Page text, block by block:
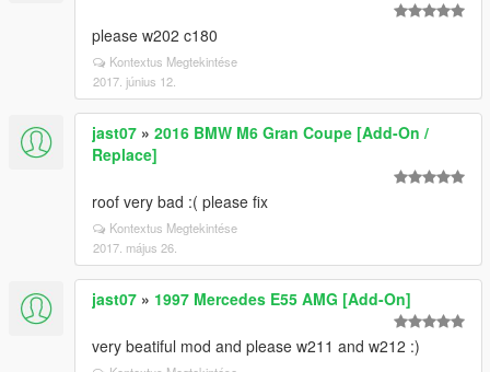
please w202 c180
Kontextus Megtekintése
2017. június 12.
jast07 » 2016 BMW M6 Gran Coupe [Add-On /
Replace]
roof very bad :( please fix
Kontextus Megtekintése
2017. május 26.
jast07 » 1997 Mercedes E55 AMG [Add-On]
very beatiful mod and please w211 and w212 :)